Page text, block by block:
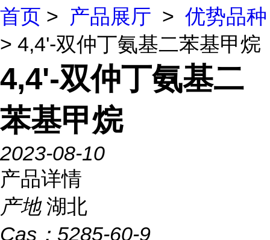
首页 > 产品展厅 > 优势品种
> 4,4'-双仲丁氨基二苯基甲烷
4,4'-双仲丁氨基二
苯基甲烷
2023-08-10
产品详情
产地 湖北
Cas： 5285-60-9